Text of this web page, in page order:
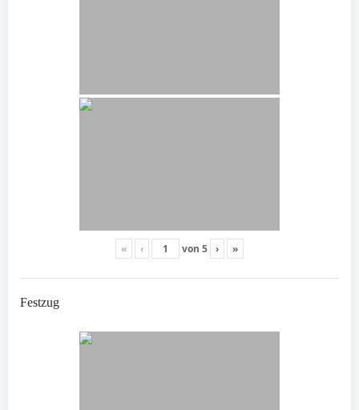
« ‹ von 5 › »
Festzug